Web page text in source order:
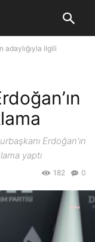
adaylığıyla ilgili
Erdoğan'ın
yaptı
0
182